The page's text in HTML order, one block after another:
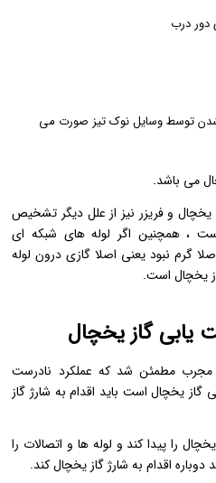
دور درب
توسط وسایل نوک تیز صورت می
می باشد.
سرد نبودن یخچال و فریزر نیز از علل دیگر تشخیص
، همچنین اگر لوله های شبکه ای
گرم نبود یعنی اصلا گازی درون لوله
یخچال است.
گاز یخچال
مجرب مطمئن شد که عملکرد نادرست
یخچال است باید اقدام به شارژ گاز
را پیدا کند و لوله ها و اتصالات را
اقدام به شارژ گاز یخچال کند.